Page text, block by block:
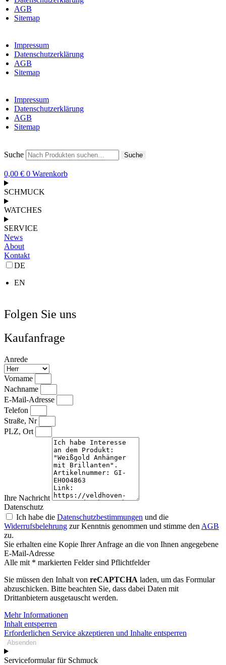
AGB
Sitemap
Impressum
Datenschutzerklärung
AGB
Sitemap
Impressum
Datenschutzerklärung
AGB
Sitemap
Suche Suche
0,00 € 0 Warenkorb
SCHMUCK
WATCHES
SERVICE
News
About
Kontakt
DE
EN
Folgen Sie uns
Kaufanfrage
Anrede
Vorname
Nachname
E-Mail-Adresse
Telefon
Straße, Nr
PLZ, Ort
Ihre Nachricht
Datenschutz
Ich habe die Datenschutzbestimmungen und die
Widerrufsbelehrung zur Kenntnis genommen und stimme den AGB
zu.
Sie erhalten eine Kopie Ihrer Anfrage an die von Ihnen angegebene
E-Mail-Adresse
Alle mit * markierten Felder sind Pflichtfelder
Sie müssen den Inhalt von reCAPTCHA laden, um das Formular
abzuschicken. Bitte beachten Sie, dass dabei Daten mit
Drittanbietern ausgetauscht werden.
Mehr Informationen
Inhalt entsperren
Erforderlichen Service akzeptieren und Inhalte entsperren
Absenden
Serviceformular für Schmuck